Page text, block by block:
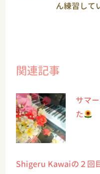
ん練習して
関連記事
サマ
た
Shigeru Kawaiの２回